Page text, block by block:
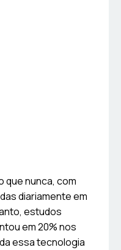
que nunca, com
diariamente em
estudos
em 20% nos
essa tecnologia